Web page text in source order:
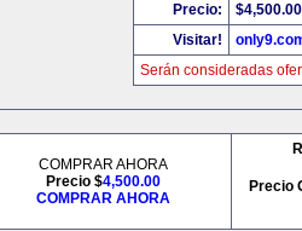
Precio:
$4,500.00
Visitar!
Serán consideradas
COMPRAR AHORA
Precio $4,500.00
COMPRAR AHORA
Precio